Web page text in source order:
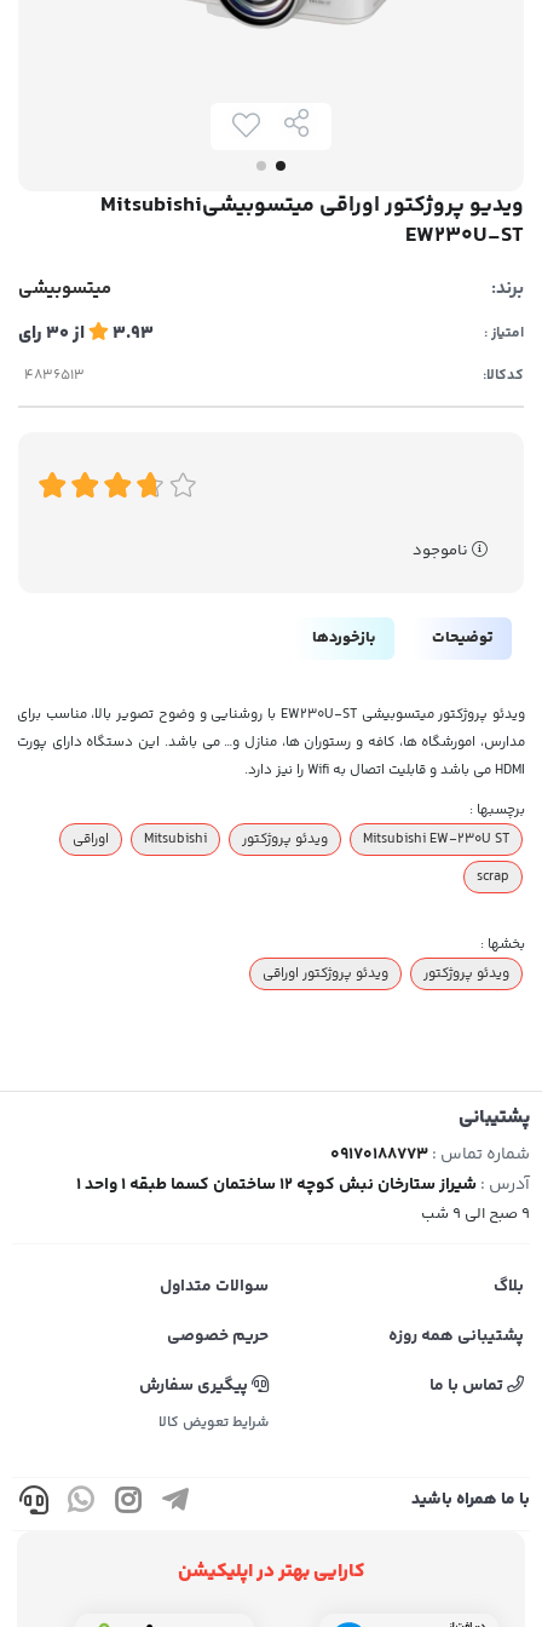
ویدیو پروژکتور اوراقی میتسوبیشیMitsubishi
EW230U-ST
برند: میتسوبیشی
امتیاز : 3.93 از30رای
کدکالا:
ناموجود
توضیحات بازخوردها
ویدئو پروژکتور میتسوبیشی EW230U-ST با روشنایی و وضوح تصویر بالا، مناسب برای
مدارس، امورشگاه ها، کافه و رستوران ها، منازل و… می باشد. این دستگاه دارای پورت
HDMI می باشد و قابلیت اتصال به Wifi را نیز دارد.
برچسبها :
Mitsubishi EW-230U ST
ویدئو پروژکتور Mitsubishi
اوراقی
scrap
بخشها :
ویدئو پروژکتور
ویدئو پروژکتور اوراقی
پشتیبانی
شماره تماس :09170188773
آدرس :شیراز ستارخان نبش کوچه 12 ساختمان کسما طبقه 1 واحد 1
9 صبح الی 9 شب
بلاگ
سوالات متداول
پشتیبانی همه روزه
حریم خصوصی
تماس با ما
پیگیری سفارش
شرایط تعویض کالا
با ما همراه باشید
کارایی بهتر در اپلیکیشن